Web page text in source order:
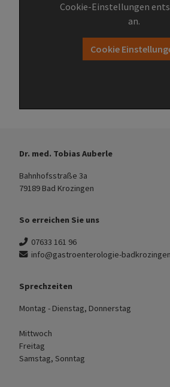
Cookie-Einstellungen
an.
Cookie
Dr. med. Tobias Auberle
Bahnhofsstraße 3a
79189 Bad Krozingen
So erreichen Sie uns
07633 161 96
info@gastroenterologie-
Sprechzeiten
Montag - Dienstag, Donnerstag
Mittwoch
Freitag
Samstag, Sonntag